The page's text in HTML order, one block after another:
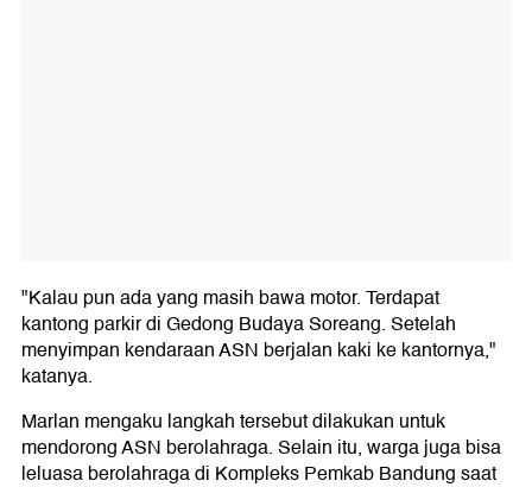
"Kalau pun ada yang masih bawa motor. Terdapat
kantong parkir di Gedong Budaya Soreang. Setelah
menyimpan kendaraan ASN berjalan kaki ke kantornya,"
katanya.
Marlan mengaku langkah tersebut dilakukan untuk
mendorong ASN berolahraga. Selain itu, warga juga bisa
leluasa berolahraga di Kompleks Pemkab Bandung saat